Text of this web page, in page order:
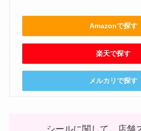
Amazonで探す
楽天で探す
メルカリで探す